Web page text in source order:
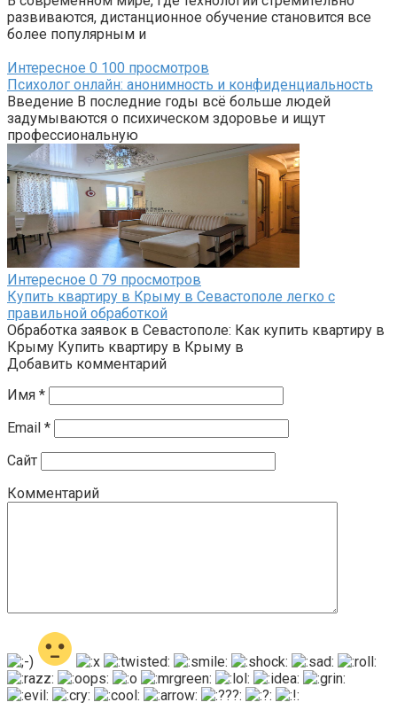
развиваются, дистанционное обучение становится все
более популярным и
Интересное 0 100 просмотров
Психолог онлайн: анонимность и конфиденциальность
Введение В последние годы всё больше людей
задумываются о психическом здоровье и ищут
профессиональную
Интересное 0 79 просмотров
Купить квартиру в Крыму в Севастополе легко с
правильной обработкой
Обработка заявок в Севастополе: Как купить квартиру в
Крыму Купить квартиру в Крыму в
Добавить комментарий
Имя *
Email *
Сайт
Комментарий